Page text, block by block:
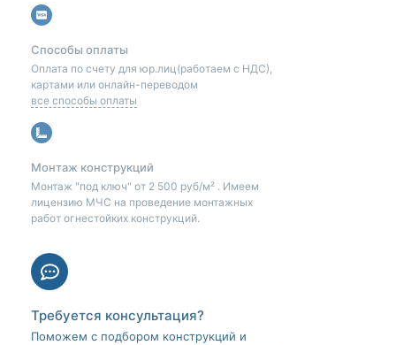
Способы оплаты
Оплата по счету для юр.лиц(работаем с НДС),
картами или онлайн-переводом
все способы оплаты
Монтаж конструкций
Монтаж "под ключ" от 2 500 руб/м² . Имеем
лицензию МЧС на проведение монтажных
работ огнестойких конструкций.
Требуется консультация?
Поможем с подбором конструкций и